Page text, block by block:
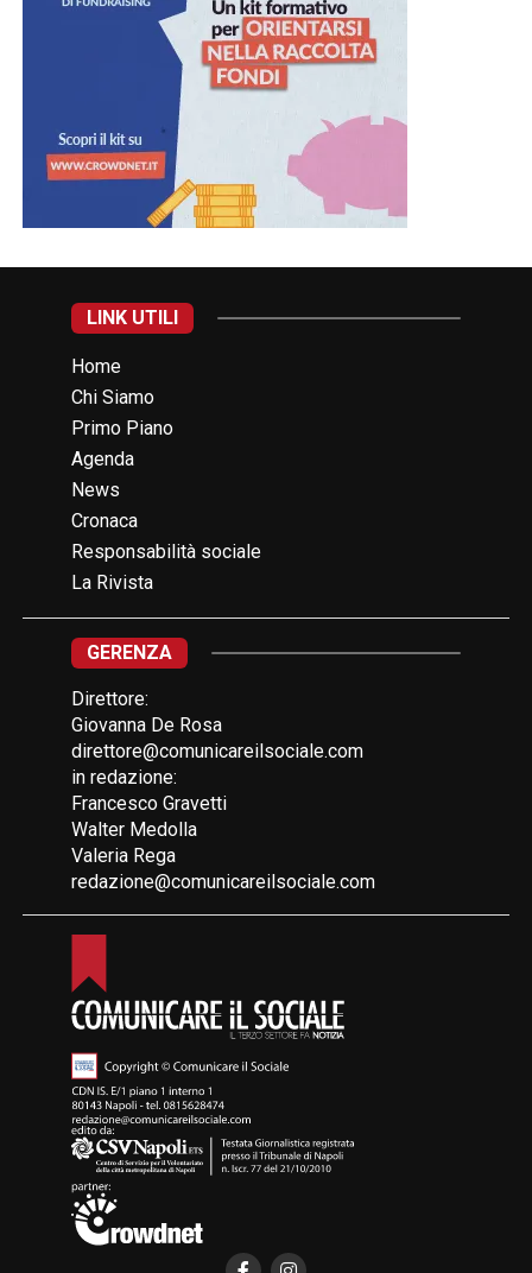
LINK UTILI
Home
Chi Siamo
Primo Piano
Agenda
News
Cronaca
Responsabilità sociale
La Rivista
GERENZA
Direttore:
Giovanna De Rosa
direttore@comunicareilsociale.com
in redazione:
Francesco Gravetti
Walter Medolla
Valeria Rega
redazione@comunicareilsociale.com